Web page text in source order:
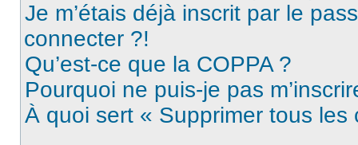
Je m’étais déjà inscrit par le
connecter ?!
Qu’est-ce que la COPPA ?
Pourquoi ne puis-je pas
À quoi sert « Supprimer tous les